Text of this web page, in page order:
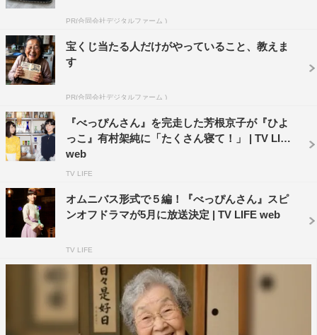
ありませんが、つくづくすてきな女優さんになったんだな
連続テレビ小説『べっぴんさん』
NHK総合 毎週（月）～（土）前8・00～8・15ほか
PR(合同会社デジタルファーム )
宝くじ当たる人だけがやっていること、教えま
す
PR(合同会社デジタルファーム )
『べっぴんさん』を完走した芳根京子が『ひよ
っこ』有村架純に「たくさん寝て！」 | TV LIFE
web
TV LIFE
オムニバス形式で５編！『べっぴんさん』スピ
ンオフドラマが5月に放送決定 | TV LIFE web
TV LIFE